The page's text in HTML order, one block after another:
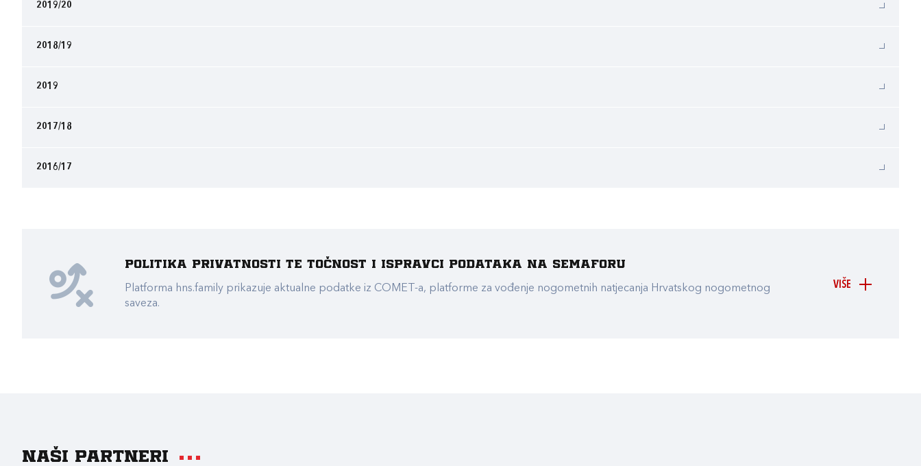
2019/20
2018/19
2019
2017/18
2016/17
VIŠE
Politika privatnosti te točnost i ispravci podataka na Semaforu
Platforma hns.family prikazuje aktualne podatke iz COMET-a, platforme za vođenje nogometnih natjecanja Hrvatskog nogometnog
saveza.
Naši partneri